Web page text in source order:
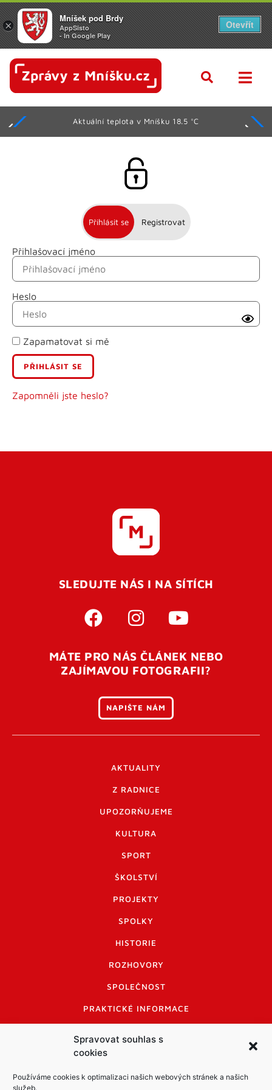
Spravovat souhlas s
cookies
Používáme cookies k optimalizaci našich webových stránek a našich
služeb.
Aktuální teplota v Mníšku 18.5 °C
Přihlásit se Registrovat
Přihlašovací jméno
Heslo
Zapamatovat si mě
Zapomněli jste heslo?
Jméno
Příjmení
E-mail
Uživatelské jméno
Pro úspěšné dokončení registrace je potřeba
vaší e-mailovouadresu. Po úspěšném odeslání
otevření tohoto odkazu se váš účet ověří a můžete se
přihlásit. Nezapomeňte zkontrolovat složku SPAM ve
SLEDUJTE NÁS I NA SÍTÍCH
MÁTE PRO NÁS ČLÁNEK NEBO
ZAJÍMAVOU FOTOGRAFII?
NAPIŠTE NÁM
AKTUALITY
Z RADNICE
UPOZORŇUJEME
KULTURA
SPORT
ŠKOLSTVÍ
PROJEKTY
SPOLKY
HISTORIE
ROZHOVORY
SPOLEČNOST
PRAKTICKÉ INFORMACE
INFORMACE A KODEX DISKUTUJÍCÍCH
LOGO A LOGO MANUÁL
×
Mníšek pod Brdy
AppSisto
- In Google Play
Otevřít